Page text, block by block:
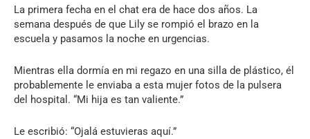
La primera fecha en el chat era de hace dos años. La
semana después de que Lily se rompió el brazo en la
escuela y pasamos la noche en urgencias.
Mientras ella dormía en mi regazo en una silla de plástico, él
probablemente le enviaba a esta mujer fotos de la pulsera
del hospital. “Mi hija es tan valiente.”
Le escribió: “Ojalá estuvieras aquí.”